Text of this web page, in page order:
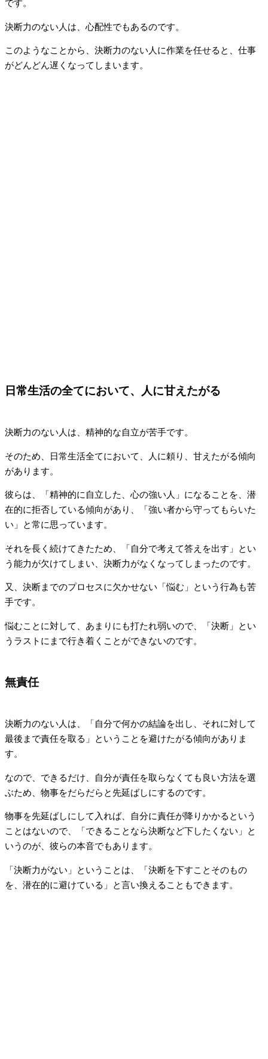
です。
決断力のない人は、心配性でもあるのです。
このようなことから、決断力のない人に作業を任せると、仕事
がどんどん遅くなってしまいます。
日常生活の全てにおいて、人に甘えたがる
決断力のない人は、精神的な自立が苦手です。
そのため、日常生活全てにおいて、人に頼り、甘えたがる傾向
があります。
彼らは、「精神的に自立した、心の強い人」になることを、潜
在的に拒否している傾向があり、「強い者から守ってもらいた
い」と常に思っています。
それを長く続けてきたため、「自分で考えて答えを出す」とい
う能力が欠けてしまい、決断力がなくなってしまったのです。
又、決断までのプロセスに欠かせない「悩む」という行為も苦
手です。
悩むことに対して、あまりにも打たれ弱いので、「決断」とい
うラストにまで行き着くことができないのです。
無責任
決断力のない人は、「自分で何かの結論を出し、それに対して
最後まで責任を取る」ということを避けたがる傾向がありま
す。
なので、できるだけ、自分が責任を取らなくても良い方法を選
ぶため、物事をだらだらと先延ばしにするのです。
物事を先延ばしにして入れば、自分に責任が降りかかるという
ことはないので、「できることなら決断など下したくない」と
いうのが、彼らの本音でもあります。
「決断力がない」ということは、「決断を下すことそのもの
を、潜在的に避けている」と言い換えることもできます。